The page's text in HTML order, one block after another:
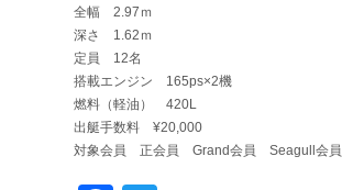
全幅 2.97ｍ
深さ 1.62ｍ
定員 12名
搭載エンジン 165ps×2機
燃料（軽油） 420L
出艇手数料 ¥20,000
対象会員 正会員 Grand会員 Seagull会員